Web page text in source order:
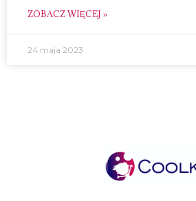
ZOBACZ WIĘCEJ »
24 maja 2023